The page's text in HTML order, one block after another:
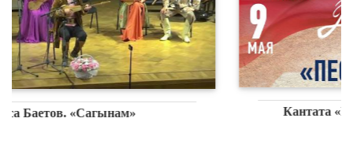
Кантата «Песни Родины». О премьере